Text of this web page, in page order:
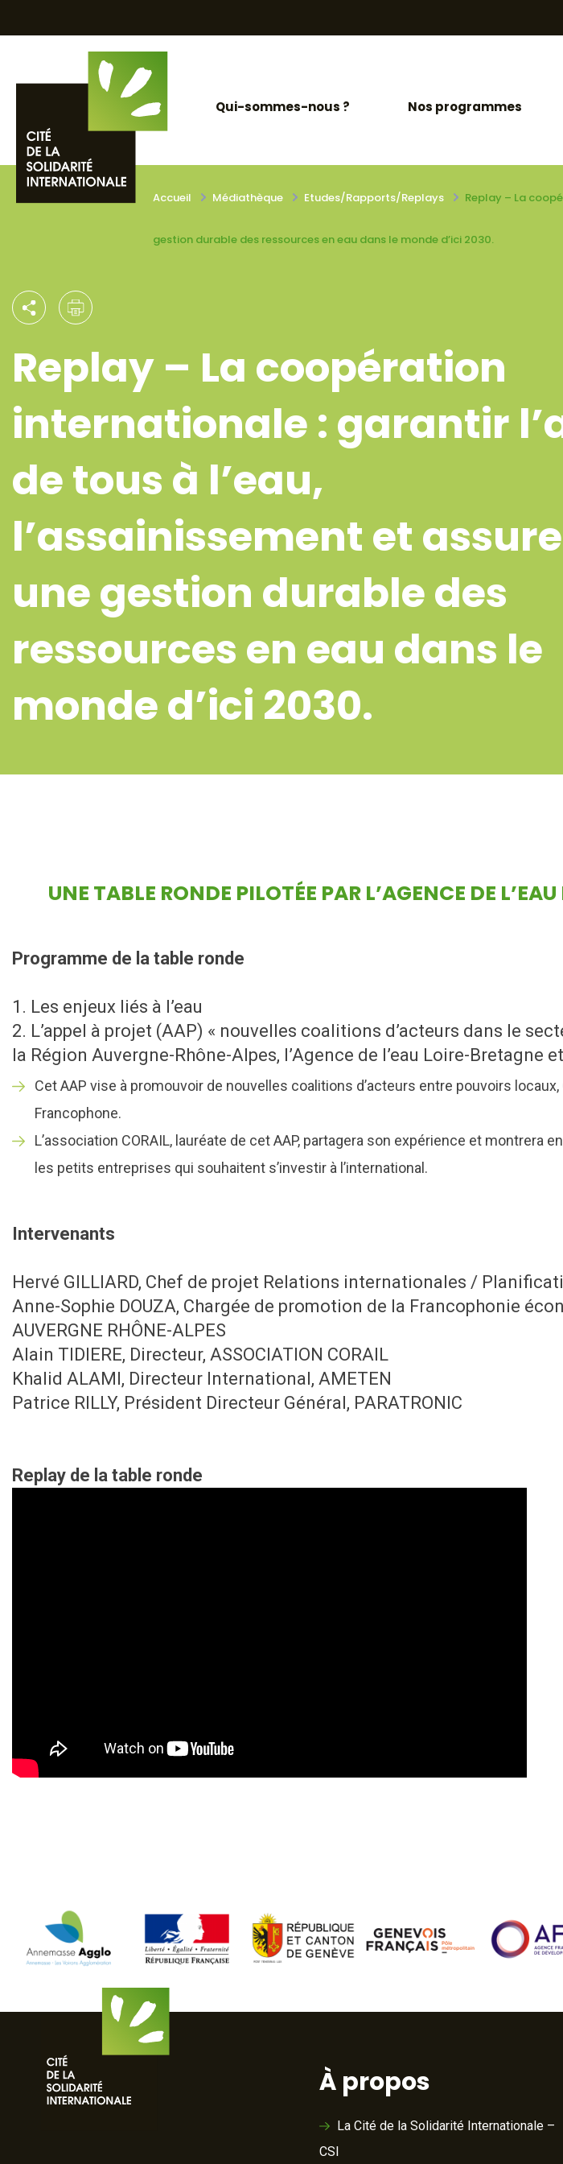
Qui-sommes-nous ? Nos programmes
Accueil Médiathèque Etudes/Rapports/Replays Replay – La
gestion durable des ressources en eau dans le monde d’ici 2030.
Replay – La coopération
internationale : garantir
de tous à l’eau,
l’assainissement et
une gestion durable des
ressources en eau dans le
monde d’ici 2030.
UNE TABLE RONDE PILOTÉE PAR L’AGENCE DE
Programme de la table ronde
1. Les enjeux liés à l’eau
2. L’appel à projet (AAP) « nouvelles coalitions d’acteurs dans le
la Région Auvergne-Rhône-Alpes, l’Agence de l’eau Loire-Bretagne
Cet AAP vise à promouvoir de nouvelles coalitions d’acteurs entre pouvoirs
Francophone.
L’association CORAIL, lauréate de cet AAP, partagera son expérience et montrera
les petits entreprises qui souhaitent s’investir à l’international.
Intervenants
Hervé GILLIARD, Chef de projet Relations internationales /
Anne-Sophie DOUZA, Chargée de promotion de la Francophonie
AUVERGNE RHÔNE-ALPES
Alain TIDIERE, Directeur, ASSOCIATION CORAIL
Khalid ALAMI, Directeur International, AMETEN
Patrice RILLY, Président Directeur Général, PARATRONIC
Replay de la table ronde
À propos
La Cité de la Solidarité Internationale –
CSI